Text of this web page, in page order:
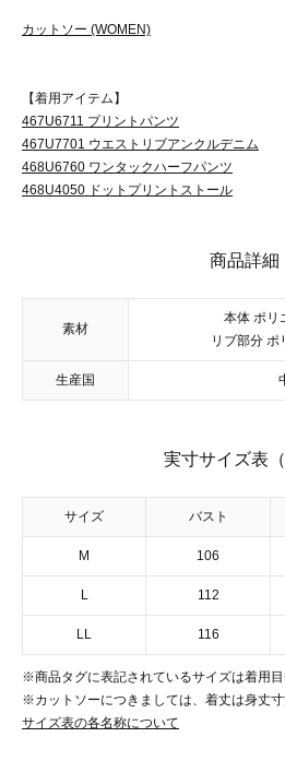
カットソー (WOMEN)
【着用アイテム】
467U6711 プリントパンツ
467U7701 ウエストリブアンクルデニム
468U6760 ワンタックハーフパンツ
468U4050 ドットプリントストール
商品詳細
素材
本体 ポリ
リブ部分 ポ
生産国
実寸サイズ表（
サイズ バスト
M 106
L 112
LL 116
※商品タグに表記されているサイズは着用
※カットソーにつきましては、着丈は身丈寸
サイズ表の各名称について